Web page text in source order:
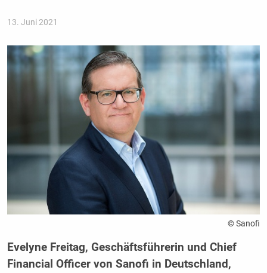
13. Juni 2021
© Sanofi
Evelyne Freitag, Geschäftsführerin und Chief
Financial Officer von Sanofi in Deutschland,